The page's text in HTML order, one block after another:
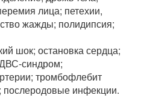
лица; петехии,
жажды; полидипсия;
шок; остановка сердца;
синдром;
тромбофлебит
послеродовые инфекции.